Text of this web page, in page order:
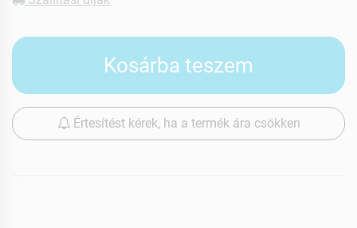
Kosárba teszem
Értesítést kérek, ha a termék ára csökken